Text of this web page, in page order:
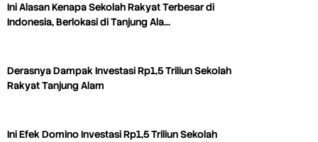
Ini Alasan Kenapa Sekolah Rakyat Terbesar di
Indonesia, Berlokasi di Tanjung Ala…
Derasnya Dampak Investasi Rp1,5 Triliun Sekolah
Rakyat Tanjung Alam
Ini Efek Domino Investasi Rp1,5 Triliun Sekolah